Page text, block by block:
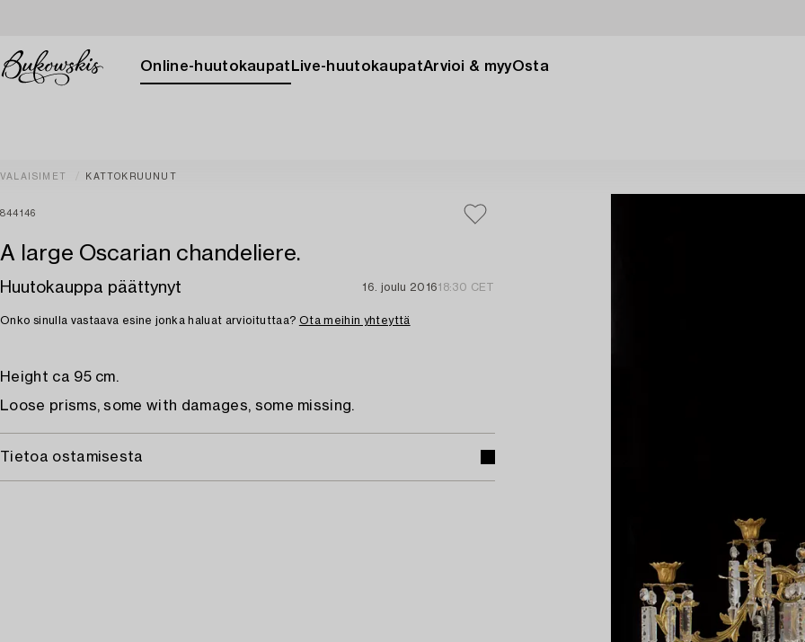
Online-huutokaupat Live-huutokaupatArvioi & myyOsta
VALAISIMET KATTOKRUUNUT
844146
A large Oscarian chandeliere.
Huutokauppa päättynyt 16. joulu 201618:30 CET
Onko sinulla vastaava esine jonka haluat arvioituttaa? Ota meihin yhteyttä
Height ca 95 cm.
Loose prisms, some with damages, some missing.
Tietoa ostamisesta